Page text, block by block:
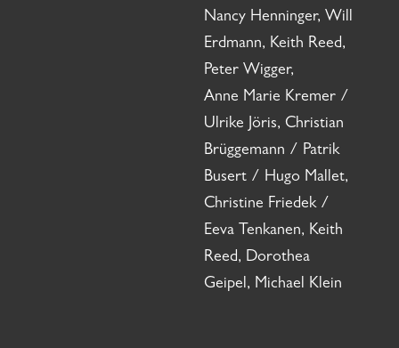
Nancy Henninger, Will
Erdmann, Keith Reed,
Peter Wigger,
Anne Marie Kremer /
Ulrike Jöris, Christian
Brüggemann / Patrik
Busert / Hugo Mallet,
Christine Friedek /
Eeva Tenkanen, Keith
Reed, Dorothea
Geipel, Michael Klein